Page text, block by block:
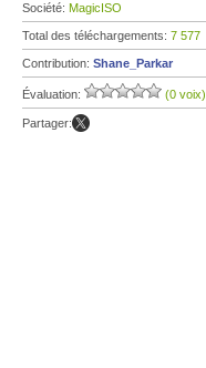
Société: MagicISO
Total des téléchargements: 7 577
Contribution: Shane_Parkar
Évaluation: (0 voix)
Partager: